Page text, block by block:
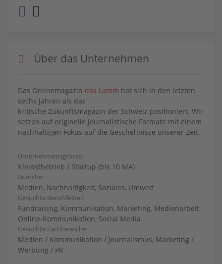
Über das Unternehmen
Das Onlinemagazin das Lamm hat sich in den letzten
sechs Jahren als das
kritische Zukunftsmagazin der Schweiz positioniert. Wir
setzen auf originelle journalistische Formate mit einem
nachhaltigen Fokus auf die Geschehnisse unserer Zeit.
Unternehmensgrösse:
Kleinstbetrieb / Startup (bis 10 MA)
Branche:
Medien, Nachhaltigkeit, Soziales, Umwelt
Gesuchte Berufsfelder:
Fundraising, Kommunikation, Marketing, Medienarbeit,
Online-Kommunikation, Social Media
Gesuchte Fachbereiche:
Medien / Kommunikation / Journalismus, Marketing /
Werbung / PR